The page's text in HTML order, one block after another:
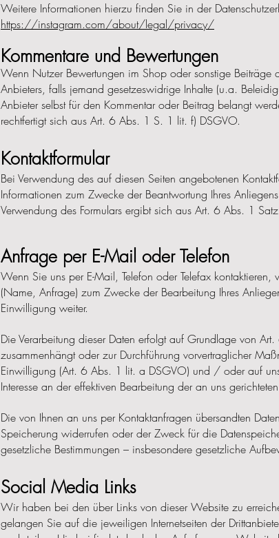
Weitere Informationen hierzu finden Sie in der
https://instagram.com/about/legal/privacy/
Kommentare und Bewertungen
Wenn Nutzer Bewertungen im Shop oder sonstige Beiträge
Anbieters, falls jemand gesetzeswidrige Inhalte (u.a.
Anbieter selbst für den Kommentar oder Beitrag belangt
rechtfertigt sich aus Art. 6 Abs. 1 S. 1 lit. f) DSGVO.
Kontaktformular
Bei Verwendung des auf diesen Seiten angebotenen
Informationen zum Zwecke der Beantwortung Ihres
Verwendung des Formulars ergibt sich aus Art. 6 Abs. 1
Anfrage per E-Mail oder Telefon
Wenn Sie uns per E-Mail, Telefon oder Telefax
(Name, Anfrage) zum Zwecke der Bearbeitung Ihres
Einwilligung weiter.
Die Verarbeitung dieser Daten erfolgt auf Grundlage von
zusammenhängt oder zur Durchführung vorvertraglicher
Einwilligung (Art. 6 Abs. 1 lit. a DSGVO) und / oder auf
Interesse an der effektiven Bearbeitung der an uns
Die von Ihnen an uns per Kontaktanfragen übersandten
Speicherung widerrufen oder der Zweck für die
gesetzliche Bestimmungen – insbesondere gesetzliche
Social Media Links
Wir haben bei den über Links von dieser Website zu
gelangen Sie auf die jeweiligen Internetseiten der